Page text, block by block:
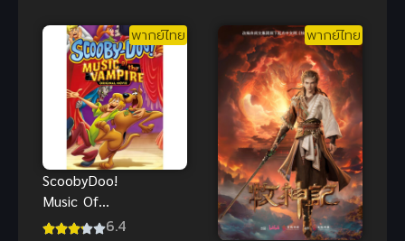
พากย์ไทย
ScoobyDoo!
Music Of
The Vampire
6.4
พากย์ไทย